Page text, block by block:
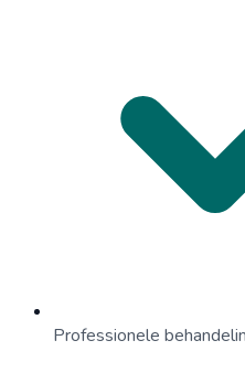
Professionele